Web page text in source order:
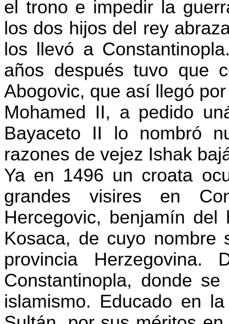
el trono e impedir la
los dos hijos del rey
los llevó a
años después tuvo que
Abogovic, que así llegó
Mohamed II, a pedido
Bayaceto II lo nombró
razones de vejez Ishak
Ya en 1496 un croata
grandes visires en
Hercegovic, benjamín del
Kosaca, de cuyo nombre
provincia
Constantinopla, donde
islamismo. Educado en